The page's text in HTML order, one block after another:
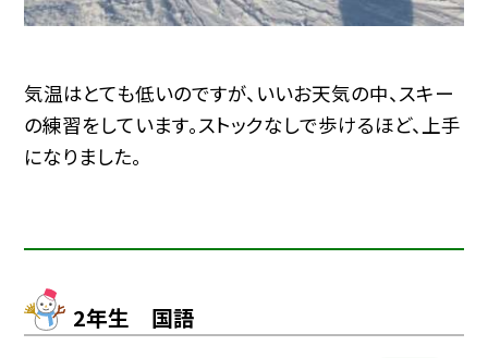
気温はとても低いのですが、いいお天気の中、スキー
の練習をしています。ストックなしで歩けるほど、上手
になりました。
2年生 国語